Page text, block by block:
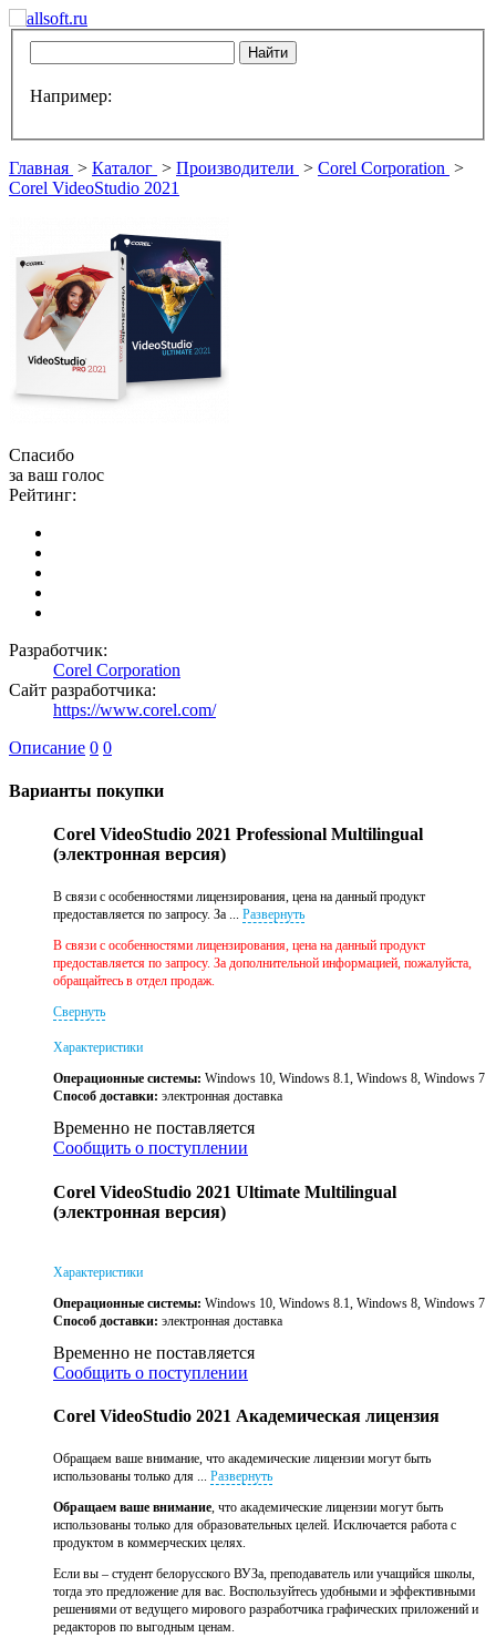
Например:
Главная > Каталог > Производители > Corel Corporation >
Corel VideoStudio 2021
Спасибо
за ваш голос
Рейтинг:
Разработчик:
Corel Corporation
Сайт разработчика:
https://www.corel.com/
Описание 0 0
Варианты покупки
Corel VideoStudio 2021 Professional Multilingual
(электронная версия)
В связи с особенностями лицензирования, цена на данный продукт
предоставляется по запросу. За ... Развернуть
В связи с особенностями лицензирования, цена на данный продукт
предоставляется по запросу. За дополнительной информацией, пожалуйста,
обращайтесь в отдел продаж.
Свернуть
Характеристики
Операционные системы: Windows 10, Windows 8.1, Windows 8, Windows 7
Способ доставки: электронная доставка
Временно не поставляется
Сообщить о поступлении
Corel VideoStudio 2021 Ultimate Multilingual
(электронная версия)
Характеристики
Операционные системы: Windows 10, Windows 8.1, Windows 8, Windows 7
Способ доставки: электронная доставка
Временно не поставляется
Сообщить о поступлении
Corel VideoStudio 2021 Академическая лицензия
Обращаем ваше внимание, что академические лицензии могут быть
использованы только для ... Развернуть
Обращаем ваше внимание, что академические лицензии могут быть
использованы только для образовательных целей. Исключается работа с
продуктом в коммерческих целях.
Если вы – студент белорусского ВУЗа, преподаватель или учащийся школы,
тогда это предложение для вас. Воспользуйтесь удобными и эффективными
решениями от ведущего мирового разработчика графических приложений и
редакторов по выгодным ценам.